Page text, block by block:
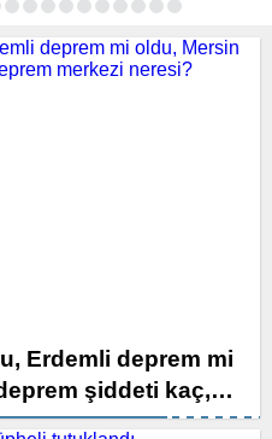
Erdemli deprem mi
şiddeti kaç,